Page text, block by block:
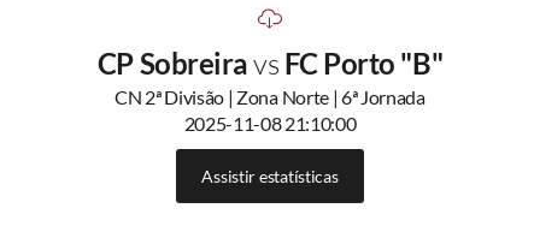
CP Sobreiravs FC Porto "B"
CN 2ª Divisão | Zona Norte | 6ª Jornada
2025-11-08 21:10:00
Assistir estatísticas